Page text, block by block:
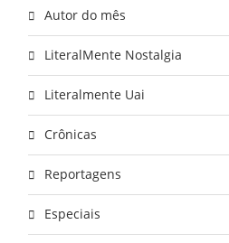
Autor do mês
LiteralMente Nostalgia
Literalmente Uai
Crônicas
Reportagens
Especiais